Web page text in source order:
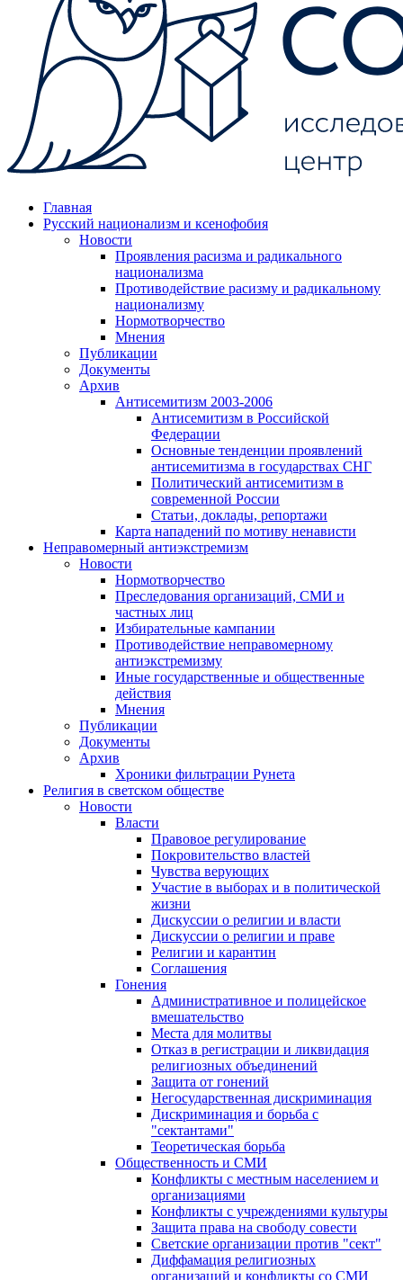
Главная
Русский национализм и ксенофобия
Новости
Проявления расизма и радикального
национализма
Противодействие расизму и радикальному
национализму
Нормотворчество
Мнения
Публикации
Документы
Архив
Антисемитизм 2003-2006
Антисемитизм в Российской
Федерации
Основные тенденции проявлений
антисемитизма в государствах СНГ
Политический антисемитизм в
современной России
Статьи, доклады, репортажи
Карта нападений по мотиву ненависти
Неправомерный антиэкстремизм
Новости
Нормотворчество
Преследования организаций, СМИ и
частных лиц
Избирательные кампании
Противодействие неправомерному
антиэкстремизму
Иные государственные и общественные
действия
Мнения
Публикации
Документы
Архив
Хроники фильтрации Рунета
Религия в светском обществе
Новости
Власти
Правовое регулирование
Покровительство властей
Чувства верующих
Участие в выборах и в политической
жизни
Дискуссии о религии и власти
Дискуссии о религии и праве
Религии и карантин
Соглашения
Гонения
Административное и полицейское
вмешательство
Места для молитвы
Отказ в регистрации и ликвидация
религиозных объединений
Защита от гонений
Негосударственная дискриминация
Дискриминация и борьба с
"сектантами"
Теоретическая борьба
Общественность и СМИ
Конфликты с местным населением и
организациями
Конфликты с учреждениями культуры
Защита права на свободу совести
Светские организации против "сект"
Диффамация религиозных
организаций и конфликты со СМИ